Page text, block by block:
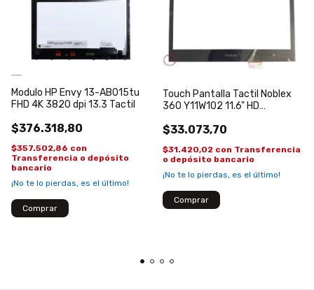
Modulo HP Envy 13-AB015tu
FHD 4K 3820 dpi 13.3 Tactil
$376.318,80
$357.502,86 con
Transferencia o depósito
bancario
¡No te lo pierdas, es el último!
Touch Pantalla Tactil Noblex
360 Y11W102 11.6" HD
$33.073,70
$31.420,02 con Transferencia
o depósito bancario
¡No te lo pierdas, es el último!